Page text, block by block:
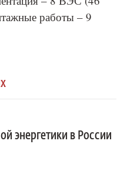
работы – 9
энергетики в России